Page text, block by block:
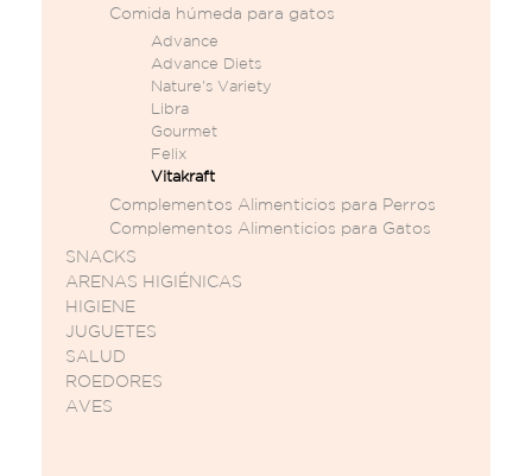
Comida húmeda para gatos
Advance
Advance Diets
Nature's Variety
Libra
Gourmet
Felix
Vitakraft
Complementos Alimenticios para Perros
Complementos Alimenticios para Gatos
SNACKS
ARENAS HIGIÉNICAS
HIGIENE
JUGUETES
SALUD
ROEDORES
AVES